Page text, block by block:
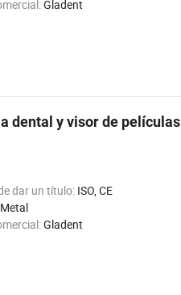
Gladent
dental y visor de películas
dar un título: ISO, CE
Metal
Gladent